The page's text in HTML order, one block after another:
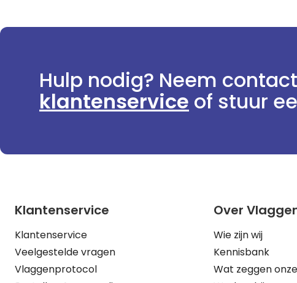
Hulp nodig? Neem
klantenservice of stuur
Klantenservice
Klantenservice
Veelgestelde vragen
Vlaggenprotocol
Over
Wie zijn wij
Kennisbank
Wat zeggen